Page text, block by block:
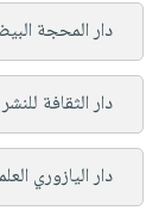
دار المحجة
دار الثقافة
دار اليازوري